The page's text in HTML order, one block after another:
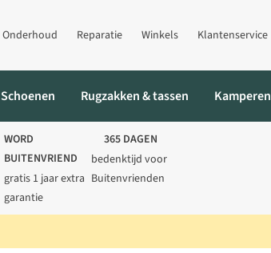
Onderhoud Reparatie Winkels Klantenservice
Schoenen Rugzakken & tassen Kamperen
WORD
BUITENVRIEND
gratis 1 jaar extra
garantie
365 DAGEN
bedenktijd voor
Buitenvrienden